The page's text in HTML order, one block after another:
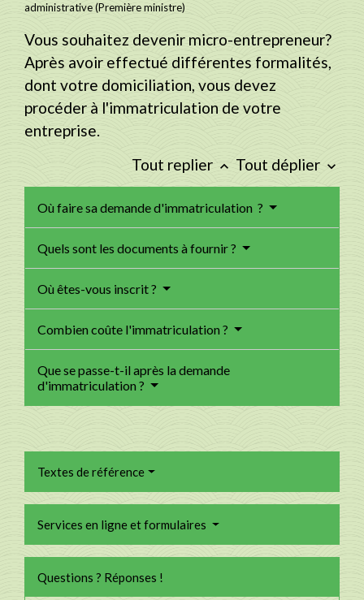
administrative (Première ministre)
Vous souhaitez devenir micro-entrepreneur?
Après avoir effectué différentes formalités,
dont votre domiciliation, vous devez
procéder à l'immatriculation de votre
entreprise.
Tout replier keyboard_arrow_up Tout déplier keyboard_arrow_down
Où faire sa demande d'immatriculation ?
Quels sont les documents à fournir ?
Où êtes-vous inscrit ?
Combien coûte l'immatriculation ?
Que se passe-t-il après la demande
d'immatriculation ?
Textes de référence
Services en ligne et formulaires
Questions ? Réponses !